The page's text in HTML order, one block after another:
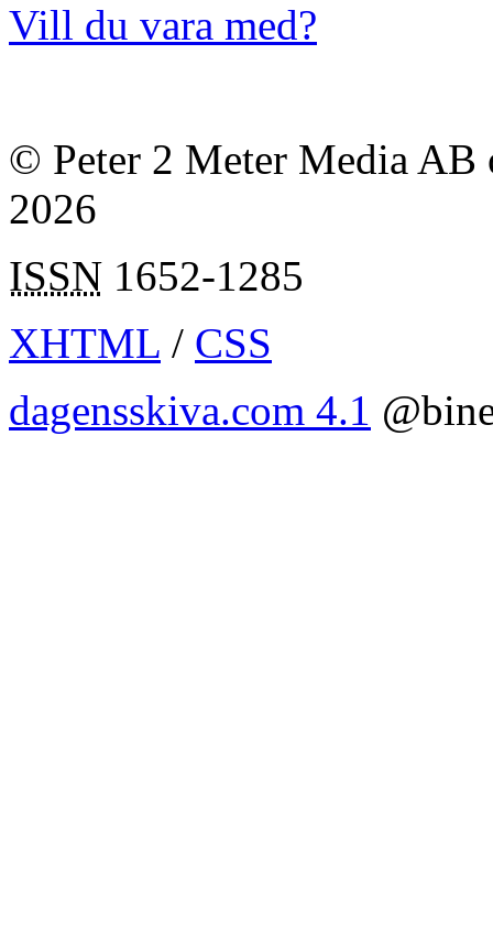
Vill du vara med?
© Peter 2 Meter Media AB
2026
ISSN 1652-1285
XHTML / CSS
dagensskiva.com 4.1